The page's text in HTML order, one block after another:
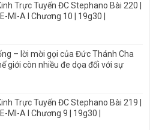
Trực Tuyến ĐC Stephano Bài 220 |
MI-A I Chương 10 | 19g30 |
– lời mời gọi của Đức Thánh Cha
giới còn nhiều đe dọa đối với sự
Trực Tuyến ĐC Stephano Bài 219 |
MI-A I Chương 9 | 19g30 |